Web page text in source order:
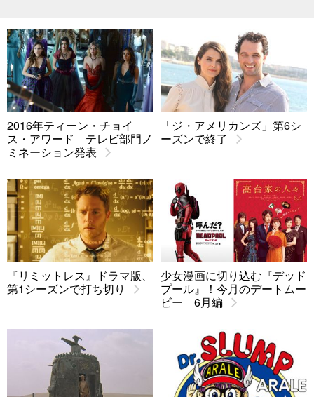
2016年ティーン・チョイ
ス・アワード テレビ部門ノ
ミネーション発表
「ジ・アメリカンズ」第6シ
ーズンで終了
『リミットレス』ドラマ版、
第1シーズンで打ち切り
少女漫画に切り込む『デッド
プール』！今月のデートムー
ビー 6月編